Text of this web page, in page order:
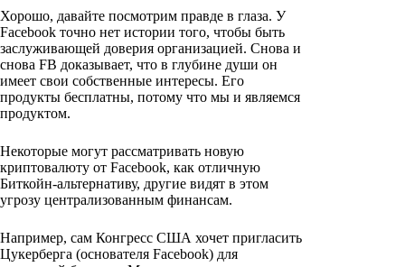
Хорошо, давайте посмотрим правде в глаза. У
Facebook точно нет истории того, чтобы быть
заслуживающей доверия организацией. Снова и
снова FB доказывает, что в глубине души он
имеет свои собственные интересы. Его
продукты бесплатны, потому что мы и являемся
продуктом.
Некоторые могут рассматривать новую
криптовалюту от Facebook, как отличную
Биткойн-альтернативу, другие видят в этом
угрозу централизованным финансам.
Например, сам Конгресс США хочет пригласить
Цукерберга (основателя Facebook) для